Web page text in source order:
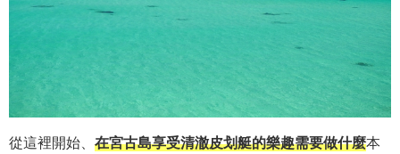
從這裡開始、 在宮古島享受清澈皮划艇的樂趣需要做什麼本